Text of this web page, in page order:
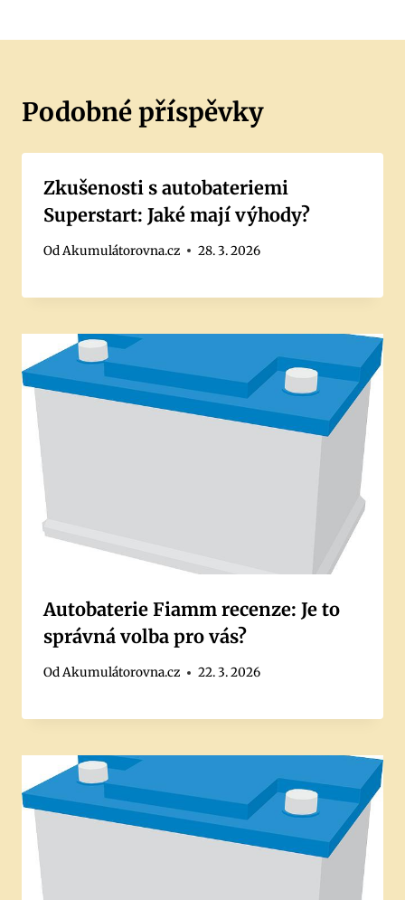
Podobné příspěvky
Zkušenosti s autobateriemi
Superstart: Jaké mají výhody?
OdAkumulátorovna.cz 28. 3. 2026
Autobaterie Fiamm recenze: Je to
správná volba pro vás?
OdAkumulátorovna.cz 22. 3. 2026